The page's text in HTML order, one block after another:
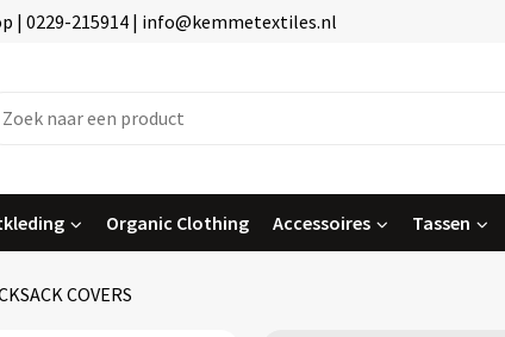
| 0229-215914 | info@kemmetextiles.nl
Organic Clothing Accessoires Tassen
COVERS